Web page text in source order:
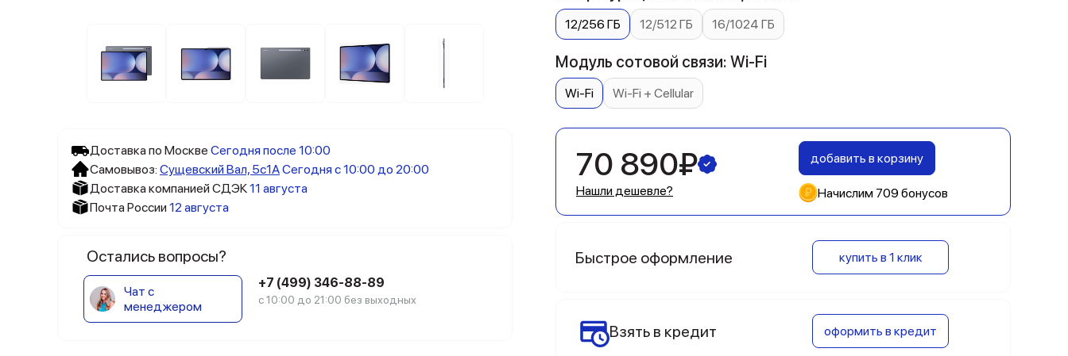
Доставка по Москве Сегодня после 10:00
Самовывоз: Сущевский Вал, 5c1АСегодня с 10:00 до 20:00
Доставка компанией СДЭК11 августа
Почта России 12 августа
Остались вопросы?
Чат с
менеджером
+7 (499) 346-88-89
с 10:00 до 21:00 без выходных
12/256 ГБ 12/512 ГБ 16/1024 ГБ
Модуль сотовой связи: Wi-Fi
Wi-Fi Wi-Fi + Cellular
70 890₽
Нашли дешевле?
добавить в корзину
Начислим 709 бонусов
Быстрое оформление купить в 1 клик
Взять в кредит оформить в кредит